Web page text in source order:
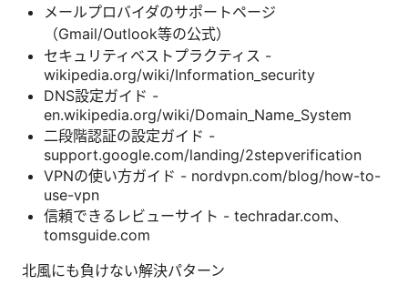
メールプロバイダのサポートページ
（Gmail/Outlook等の公式）
セキュリティベストプラクティス -
wikipedia.org/wiki/Information_security
DNS設定ガイド -
en.wikipedia.org/wiki/Domain_Name_System
二段階認証の設定ガイド -
support.google.com/landing/2stepverification
VPNの使い方ガイド - nordvpn.com/blog/how-to-
use-vpn
信頼できるレビューサイト - techradar.com、
tomsguide.com
北風にも負けない解決パターン